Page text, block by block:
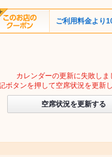
ご利用料金より
カレンダーの更新に失敗しま
ボタンを押して空席状況を更新
空席状況を更新する